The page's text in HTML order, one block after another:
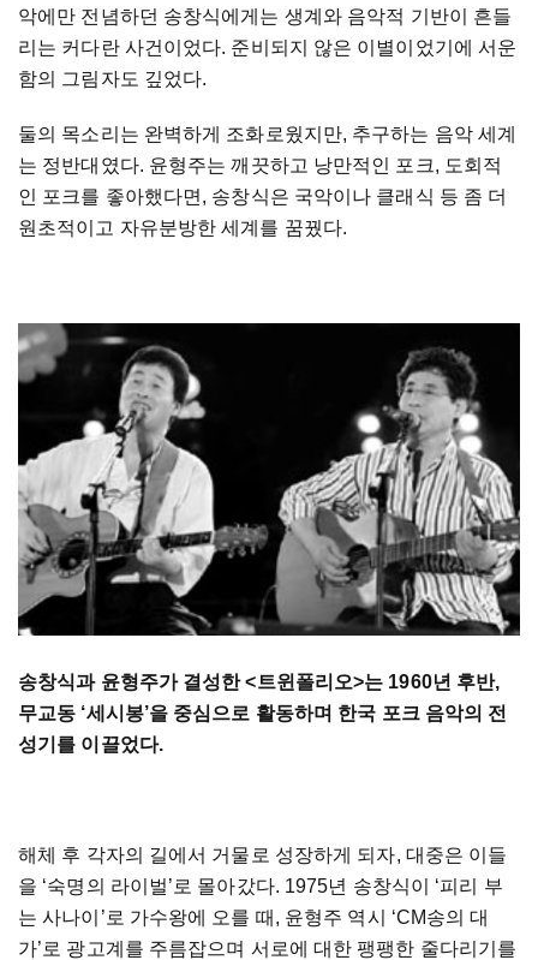
악에만 전념하던 송창식에게는 생계와 음악적 기반이
흔들
리는 커다란 사건이었다. 준비되지 않은 이별이었기에 서운
함의 그림자도 깊었다.
둘의 목소리는 완벽하게 조화로웠지만, 추구하는 음악 세계
는 정반대였다. 윤형주는 깨끗하고 낭만적인 포크, 도회적
인 포크를 좋아했다면 , 송창식은 국악이나 클래식 등 좀 더
원초적이고 자유분방한 세계를 꿈꿨다.
송창식과 윤형주가 결성한<트윈폴리오>는 1960년 후반,
무교동 ‘세시봉’을 중심으로 활동하며 한국 포크 음악의 전
성기를 이끌었다.
해체 후 각자의 길에서 거물로 성장하게 되자, 대중은 이들
을 ‘숙명의 라이벌’ 로 몰아갔다. 1975년 송창식이 ‘피리
부
는 사나이 ’ 로 가수왕에 오를 때 , 윤형주 역시 ‘CM송의 대
가’ 로 광고계를 주름잡으며 서로에 대한 팽팽한 줄다리기를